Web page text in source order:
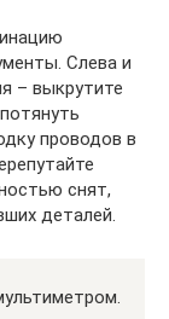
Слева и
– выкрутите
проводов в
снят,
деталей.